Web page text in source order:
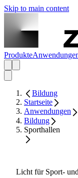
Skip to main content
Produkte
Bildung
Startseite
Anwendungen
Bildung
Sporthallen
Licht für Sport-